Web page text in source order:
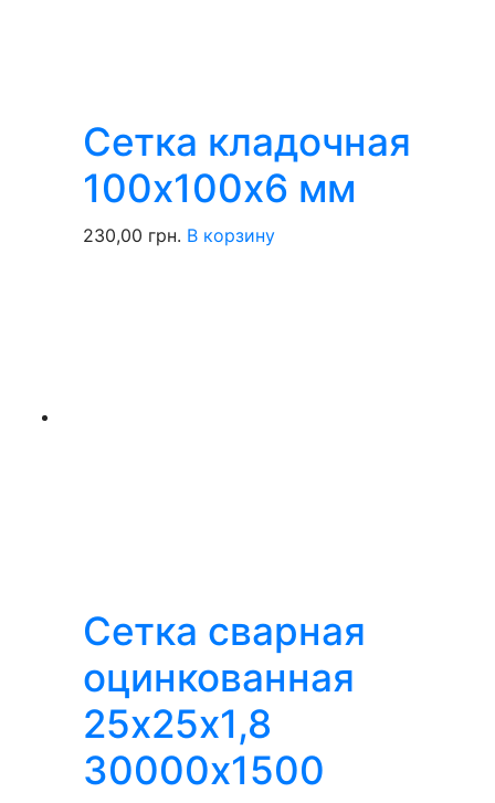
Сетка кладочная
100х100х6 мм
230,00 грн. В корзину
Сетка сварная
оцинкованная
25х25х1,8
30000х1500